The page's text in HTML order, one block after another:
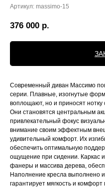
Артикул: massimo-15
376 000 р.
Современный диван Массимо
серии. Плавные, изогнутые
воплощают, но и приносят нотку
Они становятся центральным
привлекательный фокус
внимание своим эффектным
удивительный комфорт. Их
обеспечить оптимальную
ощущение при сидении. Каркас
фанеры и массива дерева,
Наполнение кресла выполнено
гарантирует мягкость и